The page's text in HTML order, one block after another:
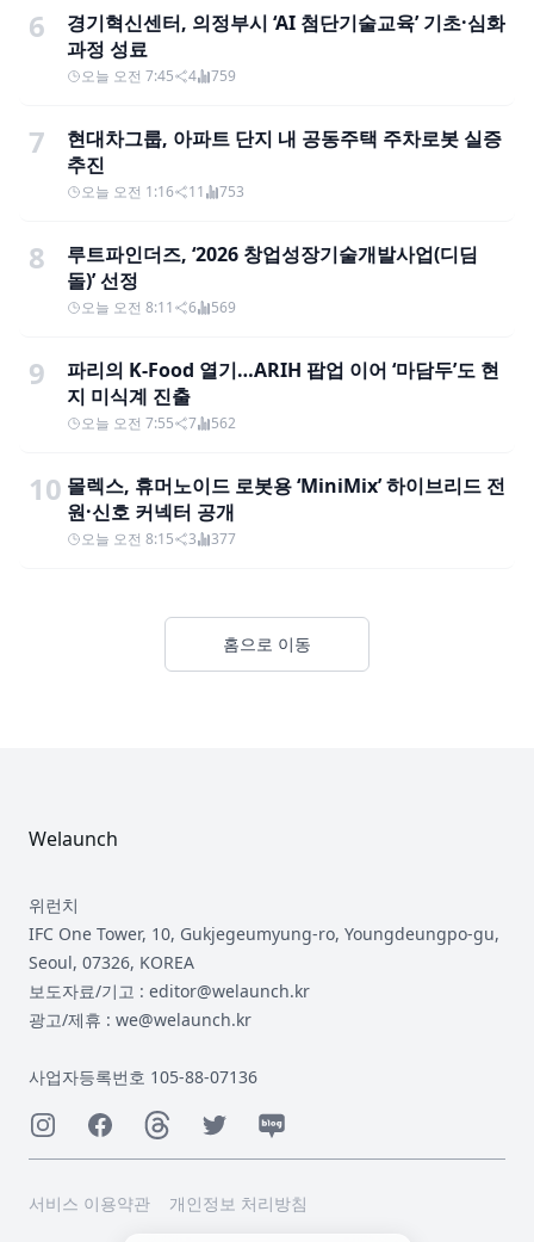
6
경기혁신센터, 의정부시 ‘AI 첨단기술교육’ 기초·심화
과정 성료
오늘 오전 7:45 4 759
7
현대차그룹, 아파트 단지 내 공동주택 주차로봇 실증
추진
오늘 오전 1:16 11 753
8
루트파인더즈, ‘2026 창업성장기술개발사업(디딤
돌)’ 선정
오늘 오전 8:11 6 569
9
파리의 K-Food 열기…ARIH 팝업 이어 ‘마담두’도 현
지 미식계 진출
오늘 오전 7:55 7 562
10 몰렉스, 휴머노이드 로봇용 ‘MiniMix’ 하이브리드 전
원·신호 커넥터 공개
오늘 오전 8:15 3 377
홈으로 이동
Welaunch
위런치
IFC One Tower, 10, Gukjegeumyung-ro, Youngdeungpo-gu,
Seoul, 07326, KOREA
보도자료/기고 : editor@welaunch.kr
광고/제휴 : we@welaunch.kr
사업자등록번호 105-88-07136
InstagramFacebookThreadsTwitterNaver
서비스 이용약관 개인정보 처리방침